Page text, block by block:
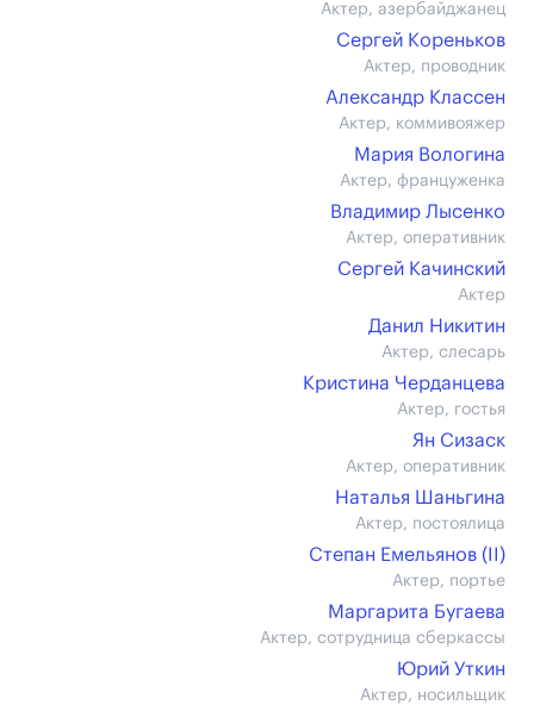
Актер, азербайджанец
Сергей Кореньков
Актер, проводник
Александр Классен
Актер, коммивояжер
Мария Вологина
Актер, француженка
Владимир Лысенко
Актер, оперативник
Сергей Качинский
Актер
Данил Никитин
Актер, слесарь
Кристина Черданцева
Актер, гостья
Ян Сизаск
Актер, оперативник
Наталья Шаньгина
Актер, постоялица
Степан Емельянов (II)
Актер, портье
Маргарита Бугаева
Актер, сотрудница сберкассы
Юрий Уткин
Актер, носильщик